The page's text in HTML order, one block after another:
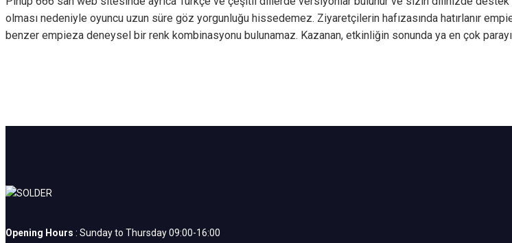
olması nedeniyle oyuncu uzun süre göz yorgunluğu hissedemez. Ziyaretçilerin hafızasında hatırlanır
benzer empieza deneysel bir renk kombinasyonu bulunamaz. Kazanan, etkinliğin sonunda ya en çok parayı
Opening Hours : Sunday to Thursday 09:00-16:00